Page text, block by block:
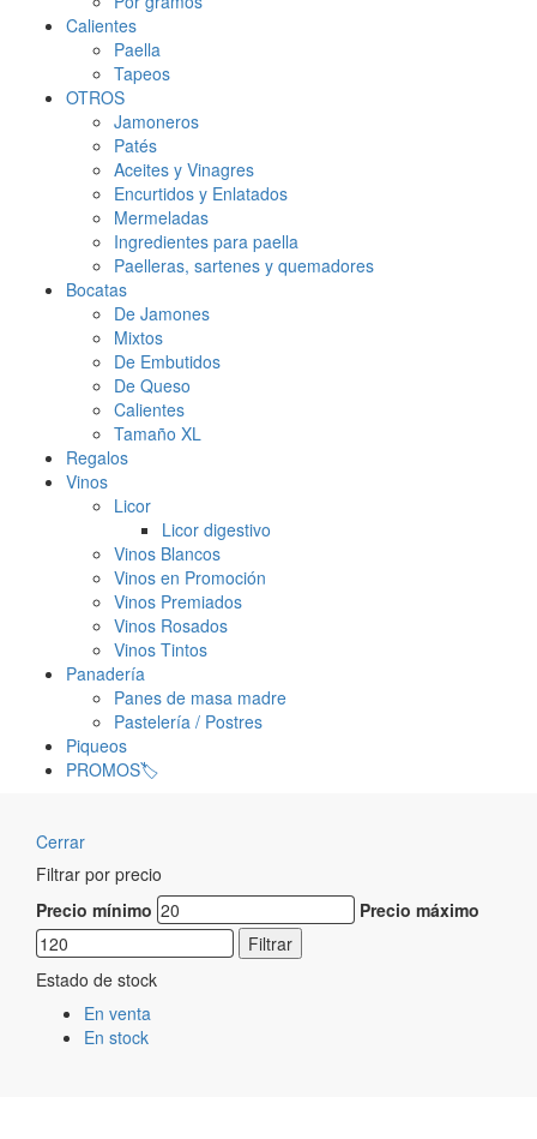
Calientes
Paella
Tapeos
OTROS
Jamoneros
Patés
Aceites y Vinagres
Encurtidos y Enlatados
Mermeladas
Ingredientes para paella
Paelleras, sartenes y quemadores
Bocatas
De Jamones
Mixtos
De Embutidos
De Queso
Calientes
Tamaño XL
Regalos
Vinos
Licor
Licor digestivo
Vinos Blancos
Vinos en Promoción
Vinos Premiados
Vinos Rosados
Vinos Tintos
Panadería
Panes de masa madre
Pastelería / Postres
Piqueos
PROMOS🏷️
Cerrar
Filtrar por precio
Precio mínimo
Precio máximo
Filtrar
Estado de stock
En venta
En stock